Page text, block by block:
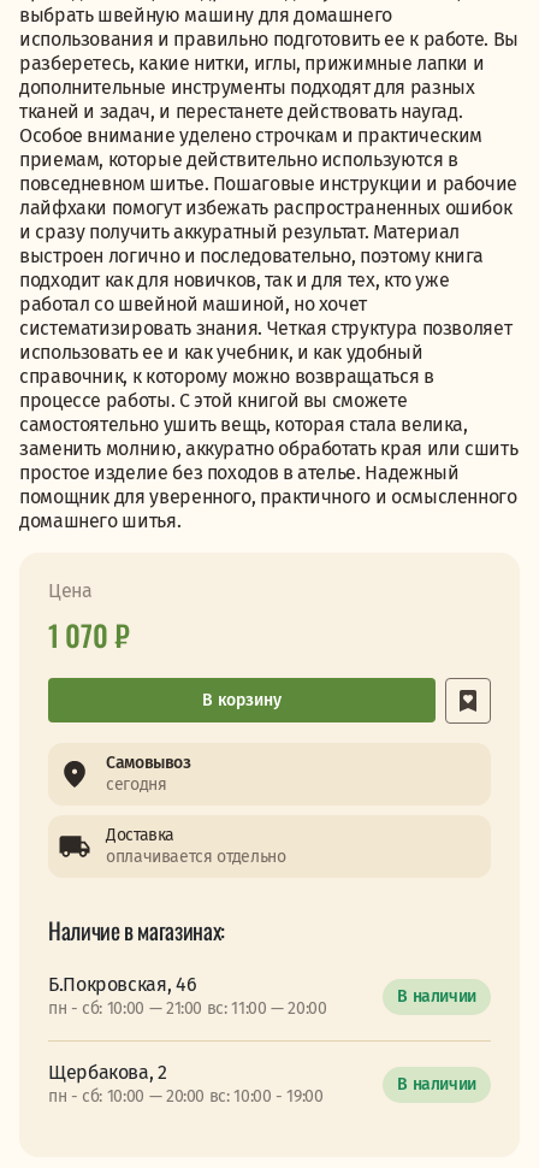
выбрать швейную машину для домашнего
использования и правильно подготовить ее к работе. Вы
разберетесь, какие нитки, иглы, прижимные лапки и
дополнительные инструменты подходят для разных
тканей и задач, и перестанете действовать наугад.
Особое внимание уделено строчкам и практическим
приемам, которые действительно используются в
повседневном шитье. Пошаговые инструкции и рабочие
лайфхаки помогут избежать распространенных ошибок
и сразу получить аккуратный результат. Материал
выстроен логично и последовательно, поэтому книга
подходит как для новичков, так и для тех, кто уже
работал со швейной машиной, но хочет
систематизировать знания. Четкая структура позволяет
использовать ее и как учебник, и как удобный
справочник, к которому можно возвращаться в
процессе работы. С этой книгой вы сможете
самостоятельно ушить вещь, которая стала велика,
заменить молнию, аккуратно обработать края или сшить
простое изделие без походов в ателье. Надежный
помощник для уверенного, практичного и осмысленного
домашнего шитья.
Цена
1 070 ₽
В корзину
Самовывоз
сегодня
Доставка
оплачивается отдельно
Наличие в магазинах:
Б.Покровская, 46
пн - сб: 10:00 — 21:00 вс: 11:00 — 20:00
В наличии
Щербакова, 2
пн - сб: 10:00 — 20:00 вс: 10:00 - 19:00
В наличии